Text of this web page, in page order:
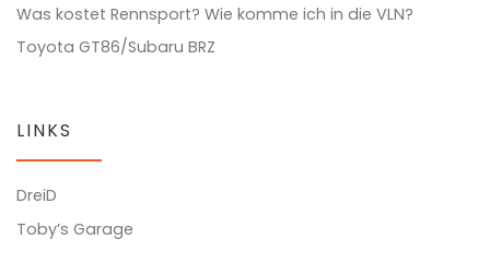
Was kostet Rennsport? Wie komme ich in die VLN?
Toyota GT86/Subaru BRZ
LINKS
DreiD
Toby’s Garage